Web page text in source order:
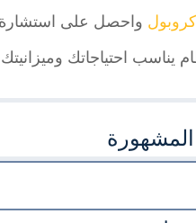
واحصل على استشارة
احتياجاتك وميزانيتك.